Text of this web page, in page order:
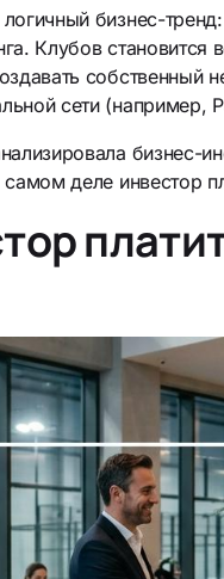
бизнес-
Клубов
собственный
сети (например,
деле инвестор